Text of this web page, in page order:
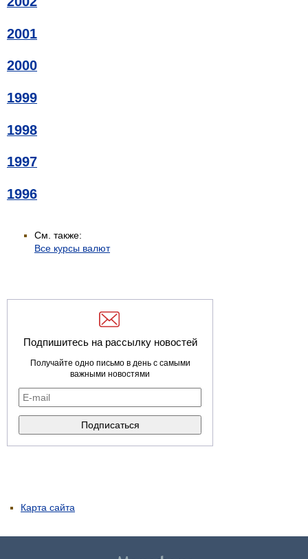
2001
2000
1999
1998
1997
1996
См. также:
Все курсы валют
Подпишитесь на рассылку новостей
Получайте одно письмо в день с самыми
важными новостями
Карта сайта